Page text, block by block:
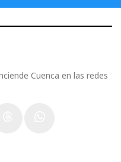
Cuenca en las redes